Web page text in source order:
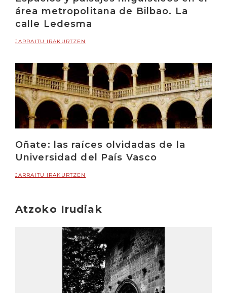
área metropolitana de Bilbao. La
calle Ledesma
JARRAITU IRAKURTZEN
Oñate: las raíces olvidadas de la
Universidad del País Vasco
JARRAITU IRAKURTZEN
Atzoko Irudiak